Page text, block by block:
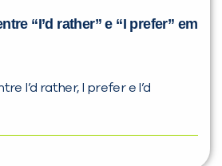
“I’d rather” e “I prefer” em
I’d rather, I prefer e I’d